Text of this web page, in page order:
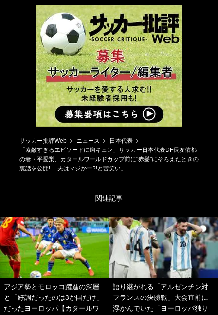
サッカー批評Web ニュース
日本代表
「素敵すぎるエピソードに胸キュン」サッカー日本代表DF長友佑都
の妻・平愛梨、カタールワールドカップ前に"赤髪"にそろえたときの
裏話を公開! 「夫はマジかー?!と苦笑い」
関連記事
アジア勢とモロッコ躍進の深層
と「好調だったのは3か国だけ」
だったヨーロッパ【カタールワ
語り継がれる「アルゼンチン対
フランスの決勝戦」大会直前に
浮かんでいた「ヨーロッパ独り